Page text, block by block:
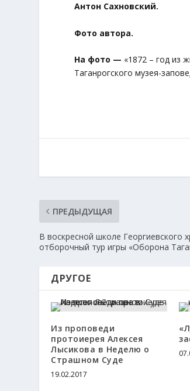
Антон Сахновский.
Фото автора.
На фото — «1872 – год из
Таганрогского музея-
ПРЕДЫДУЩАЯ
В воскресной школе Георгиевского
отборочный тур игры «Оборона
ДРУГОЕ
Из проповеди
протоиерея Алексея
Лысикова в Неделю о
Страшном Суде
19.02.2017